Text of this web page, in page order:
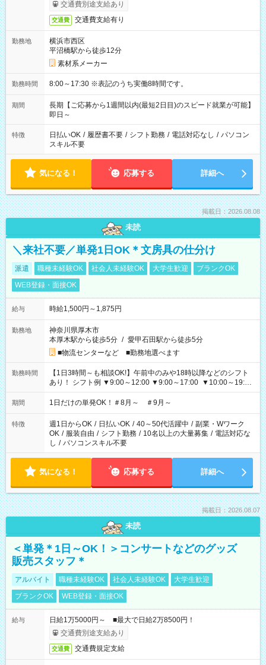
交通費別途支給あり
交通費 交通費支給有り
勤務地
横浜市西区
平沼橋駅から徒歩12分
素材系メーカー
勤務時間 8:00～17:30 ※表記のうち実働8時間です。
期間
長期【ご応募から1週間以内(最短2日目)のスピード就業が可能】
即日～
特徴 日払いOK / 履歴書不要 / シフト勤務 / 電話対応なし / パソコン
スキル不要
気になる！ 応募する 詳細へ
掲載日：2026.08.08
未読
＼来社不要／単発1日OK＊文房具の仕分け
派遣 職種未経験OK 社会人未経験OK 大学生歓迎
ブランクOK
WEB登録・面接OK
給与 時給1,500円～1,875円
勤務地
神奈川県厚木市
本厚木駅から徒歩5分 / 愛甲石田駅から徒歩5分
■物流センターなど ■勤務地選べます
勤務時間
【1日3時間～も相談OK!】午前中のみや18時以降などのシフト
あり！ シフト例 ▼9:00～12:00 ▼9:00～17:00 ▼10:00～19:00
▼18:00～21:00
期間 1日だけの単発OK！＃8月～ ＃9月～
特徴 週1日からOK / 日払いOK / 40～50代活躍中 / 副業・Wワーク
OK / 服装自由 / シフト勤務 / 10名以上の大量募集 / 電話対応な
し / パソコンスキル不要
気になる！ 応募する 詳細へ
掲載日：2026.08.07
未読
＜単発＊1日～OK！＞コンサートなどのグッズ
販売スタッフ＊
アルバイト 職種未経験OK 社会人未経験OK
大学生歓迎
ブランクOK
WEB登録・面接OK
給与
日給1万5000円～ ■最大で日給2万8500円！
交通費別途支給あり
交通費 交通費規定支給